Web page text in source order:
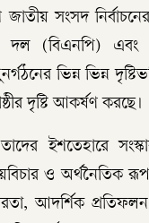
সংসদ
দল (বিএনপি) এবং
ভিন্ন ভিন্ন
দৃষ্টি আকর্ষণ করছে।
ইশতেহারে
ও অর্থনৈতিক
আদর্শিক প্রতিফলন